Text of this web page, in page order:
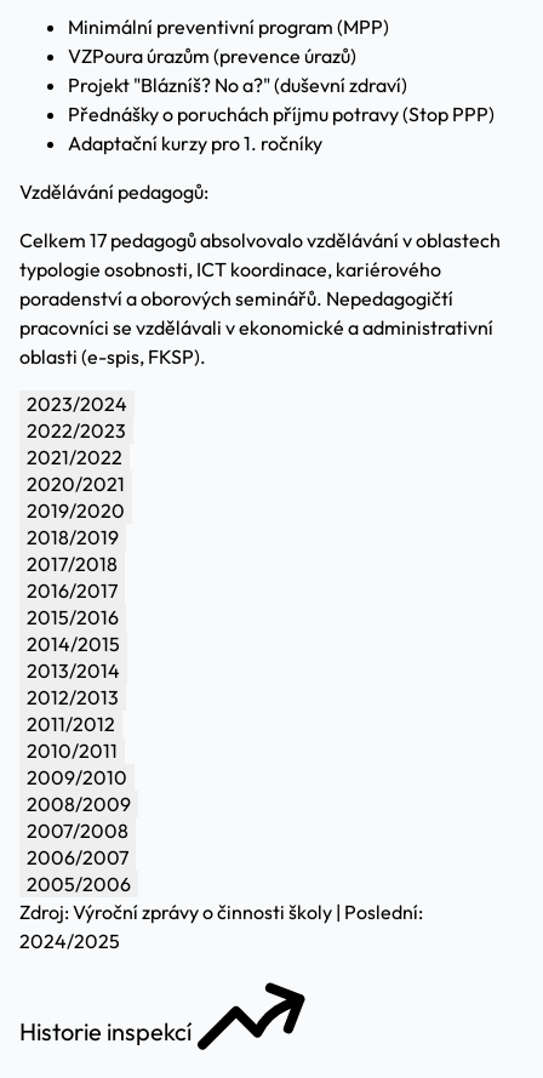
Minimální preventivní program (MPP)
VZPoura úrazům (prevence úrazů)
Projekt "Blázníš? No a?" (duševní zdraví)
Přednášky o poruchách příjmu potravy (Stop PPP)
Adaptační kurzy pro 1. ročníky
Vzdělávání pedagogů:
Celkem 17 pedagogů absolvovalo vzdělávání v oblastech
typologie osobnosti, ICT koordinace, kariérového
poradenství a oborových seminářů. Nepedagogičtí
pracovníci se vzdělávali v ekonomické a administrativní
oblasti (e-spis, FKSP).
2023/2024
2022/2023
2021/2022
2020/2021
2019/2020
2018/2019
2017/2018
2016/2017
2015/2016
2014/2015
2013/2014
2012/2013
2011/2012
2010/2011
2009/2010
2008/2009
2007/2008
2006/2007
2005/2006
Zdroj: Výroční zprávy o činnosti školy | Poslední:
2024/2025
Historie inspekcí